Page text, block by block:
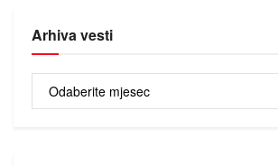
Arhiva vesti
vesti